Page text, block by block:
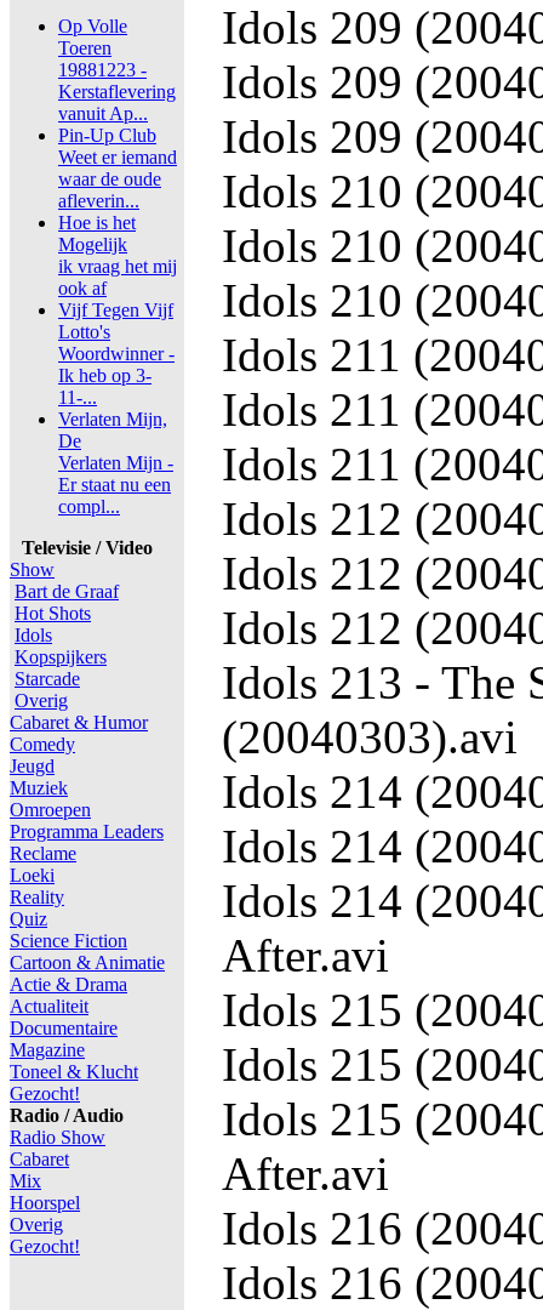
Op Volle
Toeren
19881223 -
Kerstaflevering
vanuit Ap...
Pin-Up Club
Weet er iemand
waar de oude
afleverin...
Hoe is het
Mogelijk
ik vraag het mij
ook af
Vijf Tegen Vijf
Lotto's
Woordwinner -
Ik heb op 3-
11-...
Verlaten Mijn,
De
Verlaten Mijn -
Er staat nu een
compl...
Televisie / Video
Show
Bart de Graaf
Hot Shots
Idols
Kopspijkers
Starcade
Overig
Cabaret & Humor
Comedy
Jeugd
Muziek
Omroepen
Programma Leaders
Reclame
Loeki
Reality
Quiz
Science Fiction
Cartoon & Animatie
Actie & Drama
Actualiteit
Documentaire
Magazine
Toneel & Klucht
Gezocht!
Radio / Audio
Radio Show
Cabaret
Mix
Hoorspel
Overig
Gezocht!
Idols 209
Idols 209
Idols 209
Idols 210
Idols 210
Idols 210
Idols 211
Idols 211
Idols 211
Idols 212
Idols 212
Idols 212
Idols 213 - The
(20040303).avi
Idols 214
Idols 214
Idols 214
After.avi
Idols 215
Idols 215
Idols 215
After.avi
Idols 216
Idols 216